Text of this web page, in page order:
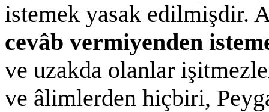
istemek yasak edilmişdir.
cevâb vermiyenden
ve uzakda olanlar
ve âlimlerden hiçbiri,